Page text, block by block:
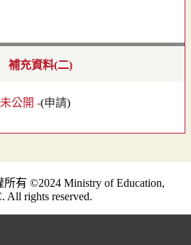
補充資料(二)
公開 -(申請)
有 ©2024 Ministry of Education,
All rights reserved.